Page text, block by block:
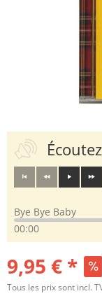
Bye Bye Baby
00:00
9,95 € *
Tous les prix sont incl.